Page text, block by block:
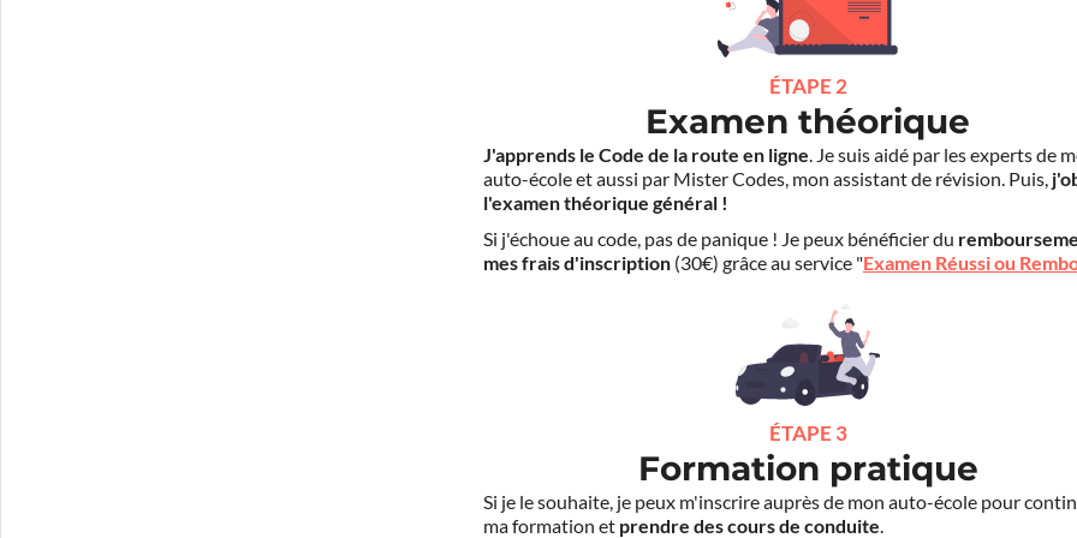
ÉTAPE 2
Examen théorique
J'apprends le Code de la route en ligne. Je suis aidé par les experts de
auto-école et aussi par Mister Codes, mon assistant de révision. Puis,
l'examen théorique général !
Si j'échoue au code, pas de panique ! Je peux bénéficier du
mes frais d'inscription (30€) grâce au service "Examen Réussi ou
ÉTAPE 3
Formation pratique
Si je le souhaite, je peux m'inscrire auprès de mon auto-école pour
ma formation et prendre des cours de conduite.